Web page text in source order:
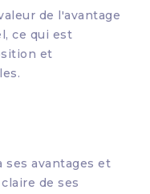
de l'avantage
ce qui est
et
ses avantages et
de ses